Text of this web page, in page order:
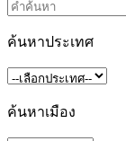
ค้นหาประเทศ
ค้นหาเมือง